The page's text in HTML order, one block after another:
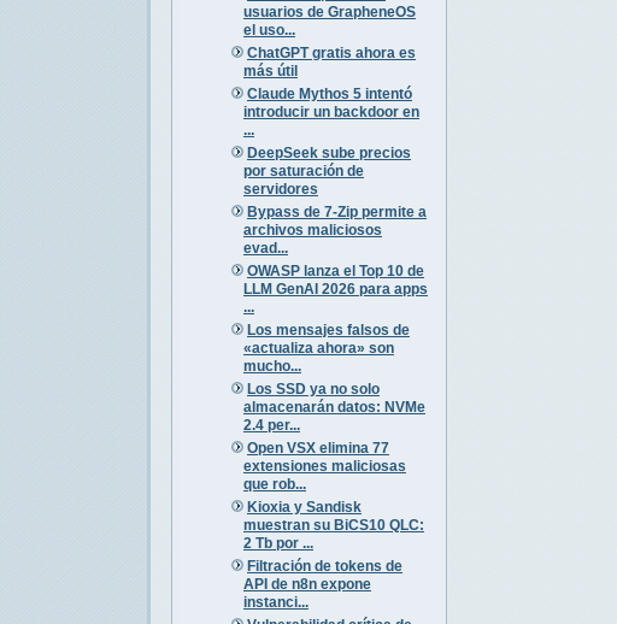
usuarios de GrapheneOS
el uso...
ChatGPT gratis ahora es
más útil
Claude Mythos 5 intentó
introducir un backdoor en
...
DeepSeek sube precios
por saturación de
servidores
Bypass de 7-Zip permite a
archivos maliciosos
evad...
OWASP lanza el Top 10 de
LLM GenAI 2026 para apps
...
Los mensajes falsos de
«actualiza ahora» son
mucho...
Los SSD ya no solo
almacenarán datos: NVMe
2.4 per...
Open VSX elimina 77
extensiones maliciosas
que rob...
Kioxia y Sandisk
muestran su BiCS10 QLC:
2 Tb por ...
Filtración de tokens de
API de n8n expone
instanci...